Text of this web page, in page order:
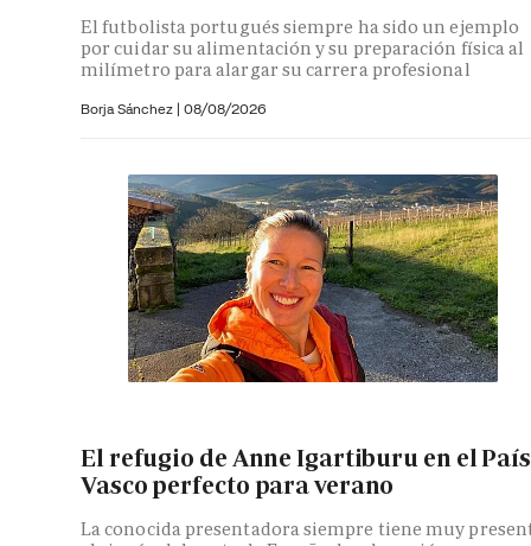
El futbolista portugués siempre ha sido un ejemplo
por cuidar su alimentación y su preparación física al
milímetro para alargar su carrera profesional
Borja Sánchez | 08/08/2026
El refugio de Anne Igartiburu en el País
Vasco perfecto para verano
La conocida presentadora siempre tiene muy